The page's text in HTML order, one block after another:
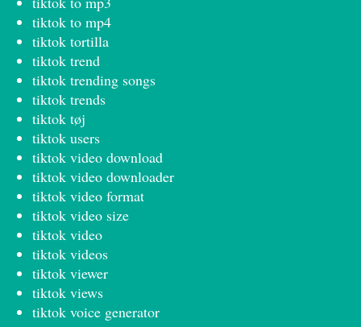
tiktok to mp4
tiktok tortilla
tiktok trend
tiktok trending songs
tiktok trends
tiktok tøj
tiktok users
tiktok video download
tiktok video downloader
tiktok video format
tiktok video size
tiktok video
tiktok videos
tiktok viewer
tiktok views
tiktok voice generator